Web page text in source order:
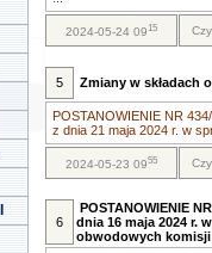
2024-05-24 0915
5 Zmiany w składach
POSTANOWIENIE NR
z dnia 21 maja 2024 r. w
2024-05-23 0955
6
POSTANOWIENIE
dnia 16 maja 2024 r.
obwodowych